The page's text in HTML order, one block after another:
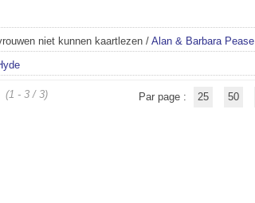
niet kunnen kaartlezen / Alan & Barbara Pease
(1 - 3 / 3) Par page : 25 50